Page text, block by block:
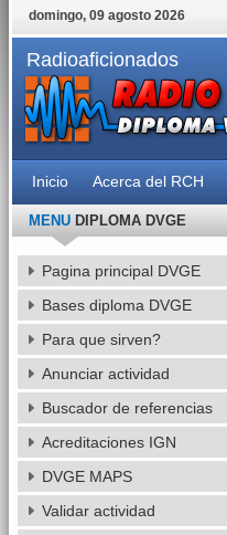
domingo, 09 agosto 2026
Radioaficionados
Inicio Acerca del RCH
MENUDIPLOMA DVGE
Pagina principal DVGE
Bases diploma DVGE
Para que sirven?
Anunciar actividad
Buscador de referencias
Acreditaciones IGN
DVGE MAPS
Validar actividad